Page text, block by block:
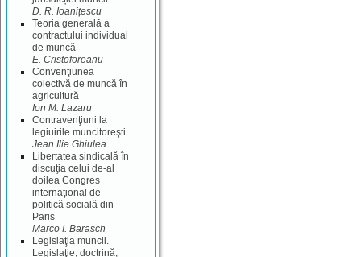
D. R. Ioanițescu
Teoria generală a
contractului individual
de muncă
E. Cristoforeanu
Convenţiunea
colectivă de muncă în
agricultură
Ion M. Lazaru
Contravenţiuni la
legiuirile muncitoreşti
Jean Ilie Ghiulea
Libertatea sindicală în
discuţia celui de-al
doilea Congres
internaţional de
politică socială din
Paris
Marco I. Barasch
Legislaţia muncii.
Legislaţie, doctrină,